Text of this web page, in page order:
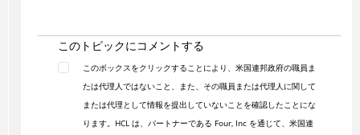
このトピックにコメントする
このボックスをクリックすることにより、米国連邦政府の職員ま
たは代理人ではないこと、また、その職員または代理人に関して
または代理として情報を提出していないことを確認したことにな
ります。HCL は、パートナーである Four, Inc を通じて、米国連